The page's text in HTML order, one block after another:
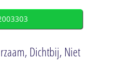
Dichtbij, Niet